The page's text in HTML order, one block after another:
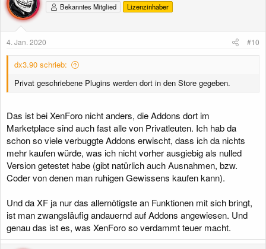
Bekanntes Mitglied Lizenzinhaber
4. Jan. 2020 #10
dx3.90 schrieb:
Privat geschriebene Plugins werden dort in den Store gegeben.
Das ist bei XenForo nicht anders, die Addons dort im
Marketplace sind auch fast alle von Privatleuten. Ich hab da
schon so viele verbuggte Addons erwischt, dass ich da nichts
mehr kaufen würde, was ich nicht vorher ausgiebig als nulled
Version getestet habe (gibt natürlich auch Ausnahmen, bzw.
Coder von denen man ruhigen Gewissens kaufen kann).
Und da XF ja nur das allernötigste an Funktionen mit sich bringt,
ist man zwangsläufig andauernd auf Addons angewiesen. Und
genau das ist es, was XenForo so verdammt teuer macht.